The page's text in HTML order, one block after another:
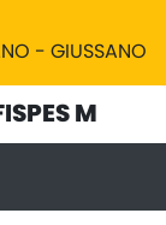
- GIUSSANO
M